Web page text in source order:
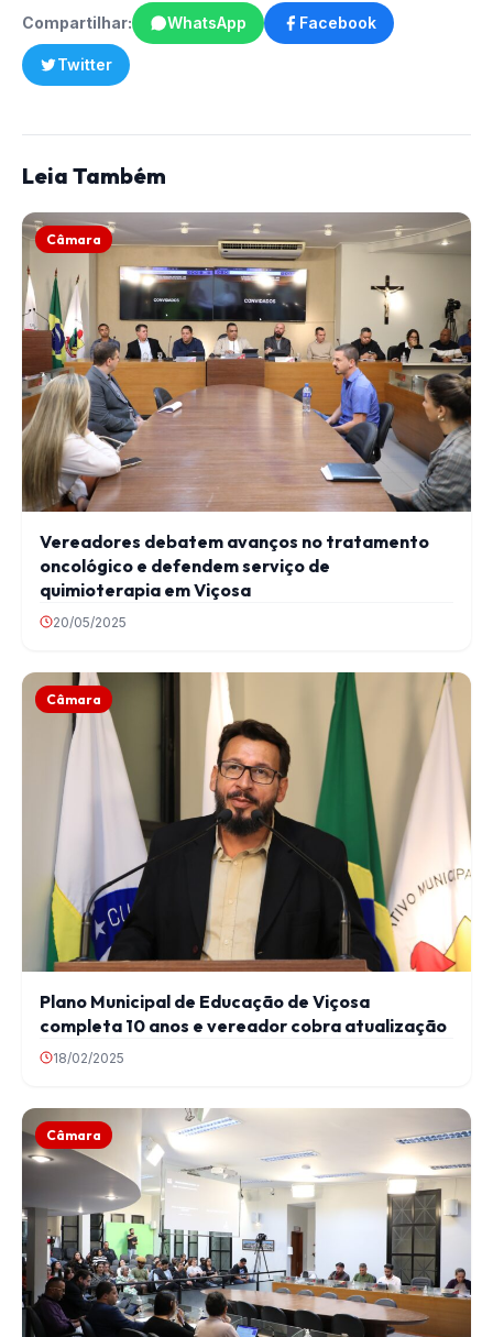
Compartilhar: WhatsApp Facebook
Twitter
Leia Também
Câmara
Vereadores debatem avanços no tratamento
oncológico e defendem serviço de
quimioterapia em Viçosa
20/05/2025
Câmara
Plano Municipal de Educação de Viçosa
completa 10 anos e vereador cobra atualização
18/02/2025
Câmara